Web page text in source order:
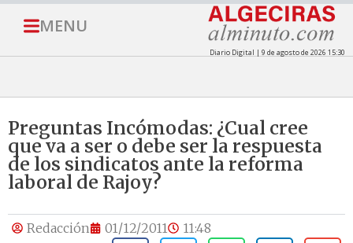
MENU
Diario Digital | 9 de agosto de 2026 15:30
Preguntas Incómodas: ¿Cual cree
que va a ser o debe ser la respuesta
de los sindicatos ante la reforma
laboral de Rajoy?
Redacción 01/12/2011 11:48